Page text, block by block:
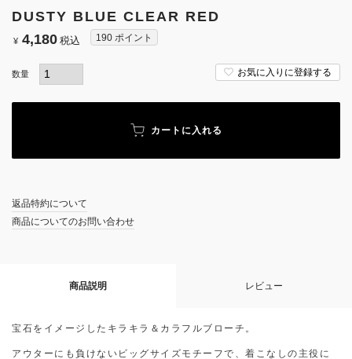
DUSTY BLUE CLEAR RED
¥ 4,180 税込 190 ポイント
お気に入りに登録する
カートに入れる
返品特約について
商品についてのお問い合わせ
商品説明 レビュー
宝石をイメージしたキラキラ＆カラフルブローチ。
アウターにも負けないビッグサイズモチーフで、着こなしの主役に